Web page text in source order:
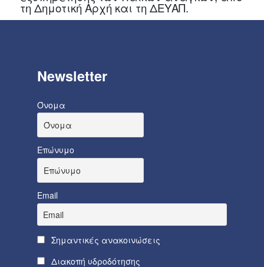
τη Δημοτική Αρχή και τη ΔΕΥΑΠ.
Newsletter
Όνομα
Επώνυμο
Email
Σημαντικές ανακοινώσεις
Διακοπή υδροδότησης